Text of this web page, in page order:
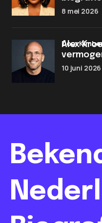
8 mei 2026
Alex
door
10 juni 2026